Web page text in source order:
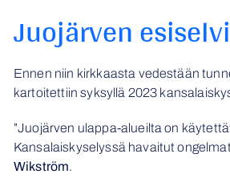
Juojärven
Ennen niin kirkkaasta vedestään
kartoitettiin syksyllä 2023
”Juojärven ulappa-alueilta on
Kansalaiskyselyssä havaitut
Wikström.